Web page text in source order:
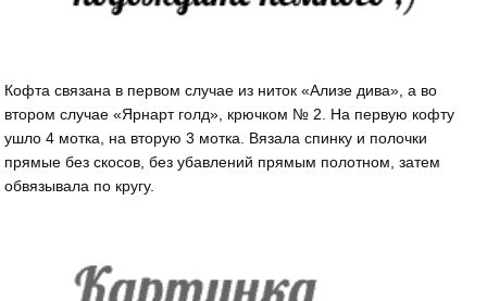
Кофта связана в первом случае из ниток «Ализе дива», а во
втором случае «Ярнарт голд», крючком № 2. На первую кофту
ушло 4 мотка, на вторую 3 мотка. Вязала спинку и полочки
прямые без скосов, без убавлений прямым полотном, затем
обвязывала по кругу.